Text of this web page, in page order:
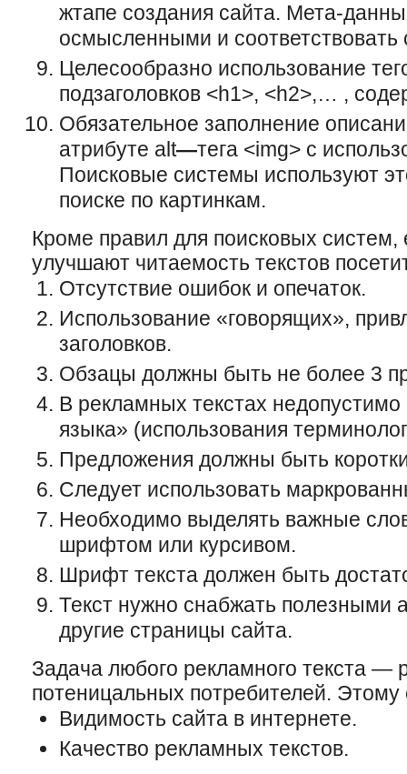
жтапе создания сайта. Мета-
осмысленными и соответствовать
Целесообразно использование
подзаголовков <h1>, <h2>,… ,
Обязательное заполнение
атрибуте alt—тега <img> с
Поисковые системы используют
поиске по картинкам.
Кроме правил для поисковых систем,
улучшают читаемость текстов
Отсутствие ошибок и опечаток.
Использование «говорящих»,
заголовков.
Обзацы должны быть не более 3
В рекламных текстах недопустимо
языка» (использования
Предложения должны быть
Следует использовать
Необходимо выделять важные
шрифтом или курсивом.
Шрифт текста должен быть
Текст нужно снабжать полезными
другие страницы сайта.
Задача любого рекламного текста —
потеницальных потребителей.
Видимость сайта в интернете.
Качество рекламных текстов.